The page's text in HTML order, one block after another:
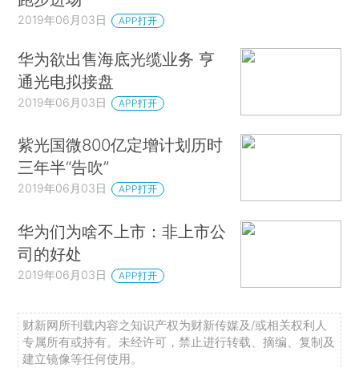
2019年06月03日 APP打开
华为欲出售海底光缆业务 亨
通光电拟接盘
2019年06月03日 APP打开
紫光国微800亿定增计划历时
三年半“告吹”
2019年06月03日 APP打开
华为们为啥不上市：非上市公
司的好处
2019年06月03日 APP打开
财新网所刊载内容之知识产权为财新传媒及/或相关权利人
专属所有或持有。未经许可，禁止进行转载、摘编、复制及
建立镜像等任何使用。